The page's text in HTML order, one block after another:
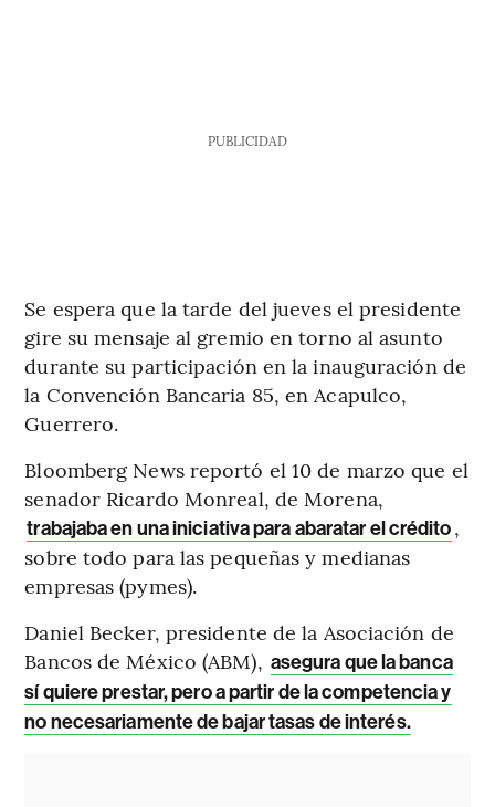
PUBLICIDAD
Se espera que la tarde del jueves el presidente
gire su mensaje al gremio en torno al asunto
durante su participación en la inauguración de
la Convención Bancaria 85, en Acapulco,
Guerrero.
Bloomberg News reportó el 10 de marzo que el
senador Ricardo Monreal, de Morena,
trabajaba en una iniciativa para abaratar el crédito,
sobre todo para las pequeñas y medianas
empresas (pymes).
Daniel Becker, presidente de la Asociación de
Bancos de México (ABM), asegura que la banca
sí quiere prestar, pero a partir de la competencia y
no necesariamente de bajar tasas de interés.